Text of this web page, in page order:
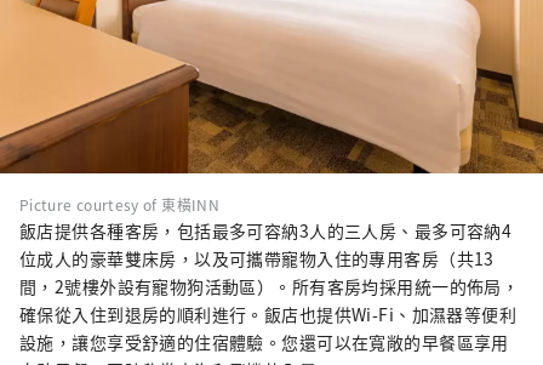
Picture courtesy of 東橫INN
飯店提供各種客房，包括最多可容納3人的三人房、最多可容納4
位成人的豪華雙床房，以及可攜帶寵物入住的專用客房（共13
間，2號樓外設有寵物狗活動區）。所有客房均採用統一的佈局，
確保從入住到退房的順利進行。飯店也提供Wi-Fi、加濕器等便利
設施，讓您享受舒適的住宿體驗。您還可以在寬敞的早餐區享用